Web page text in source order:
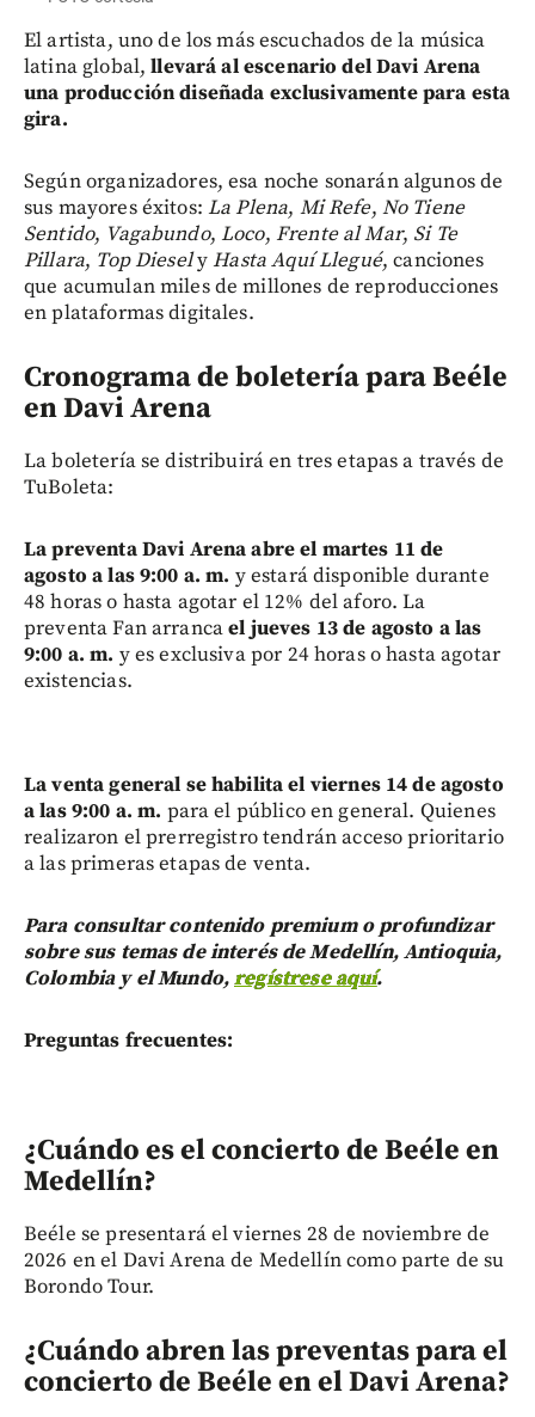
El artista, uno de los más escuchados de la música
latina global,llevará al escenario del Davi Arena
una producción diseñada exclusivamente para esta
gira.
Según organizadores, esa noche sonarán algunos de
sus mayores éxitos: La Plena, Mi Refe, No Tiene
Sentido, Vagabundo,Loco, Frente al Mar, Si Te
Pillara, Top DieselyHasta Aquí Llegué, canciones
que acumulan miles de millones de reproducciones
en plataformas digitales.
Cronograma de boletería para Beéle
en Davi Arena
La boletería se distribuirá en tres etapas a través de
TuBoleta:
La preventa Davi Arena abre el martes 11 de
agosto a las 9:00 a. m. y estará disponible durante
48 horas o hasta agotar el 12% del aforo. La
preventa Fan arrancael jueves 13 de agosto a las
9:00 a. m. y es exclusiva por 24 horas o hasta agotar
existencias.
La venta general se habilita el viernes 14 de agosto
a las 9:00 a. m. para el público en general. Quienes
realizaron el prerregistro tendrán acceso prioritario
a las primeras etapas de venta.
Para consultar contenido premium o profundizar
sobre sus temas de interés de Medellín, Antioquia,
Colombia y el Mundo,regístrese aquí.
Preguntas frecuentes:
¿Cuándo es el concierto de Beéle en
Medellín?
Beéle se presentará el viernes 28 de noviembre de
2026 en el Davi Arena de Medellín como parte de su
Borondo Tour.
¿Cuándo abren las preventas para el
concierto de Beéle en el Davi Arena?